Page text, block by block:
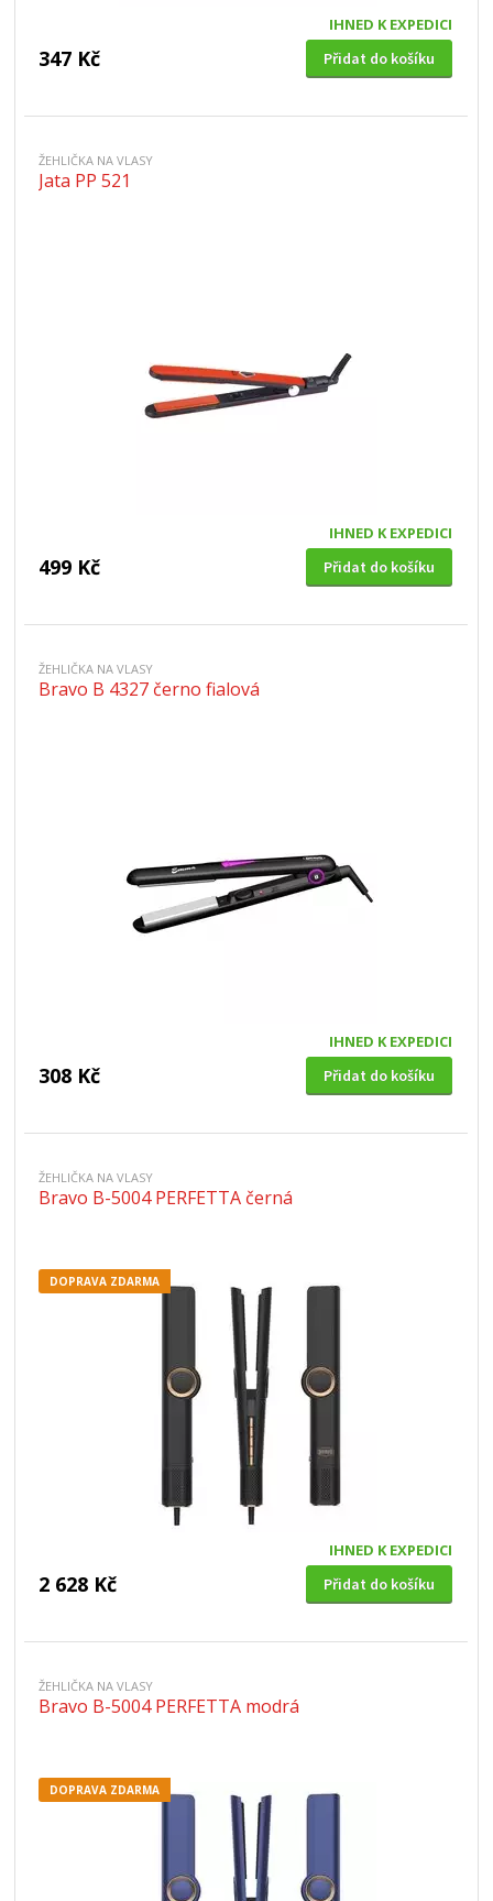
IHNED K EXPEDICI
347 Kč Přidat do košíku
ŽEHLIČKA NA VLASY
Jata PP 521
IHNED K EXPEDICI
499 Kč Přidat do košíku
ŽEHLIČKA NA VLASY
Bravo B 4327 černo fialová
IHNED K EXPEDICI
308 Kč Přidat do košíku
ŽEHLIČKA NA VLASY
Bravo B-5004 PERFETTA černá
DOPRAVA ZDARMA
IHNED K EXPEDICI
2 628 Kč Přidat do košíku
ŽEHLIČKA NA VLASY
Bravo B-5004 PERFETTA modrá
DOPRAVA ZDARMA